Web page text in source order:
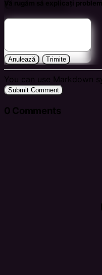
Vă rugăm să explicați
Anulează Trimite
Comments
You can use Markdown
Submit Comment
0 Comments